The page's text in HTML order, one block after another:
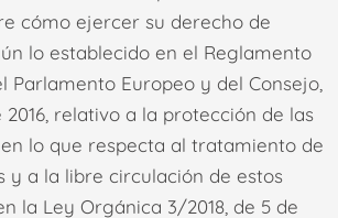
cómo ejercer su derecho de
lo establecido en el Reglamento
Parlamento Europeo y del Consejo,
relativo a la protección de las
lo que respecta al tratamiento de
y a la libre circulación de estos
la Ley Orgánica 3/2018, de 5 de